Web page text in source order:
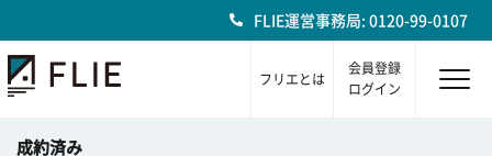
FLIE運営事務局: 0120-99-0107
フリエとは
会員登録
ログイン
成約済み